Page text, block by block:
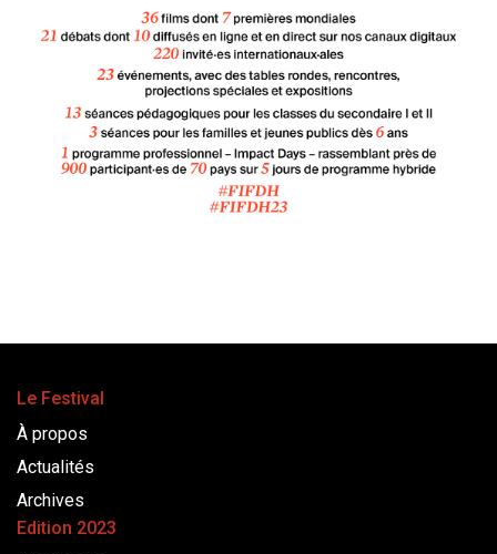
Le Festival
À propos
Actualités
Archives
Edition 2023